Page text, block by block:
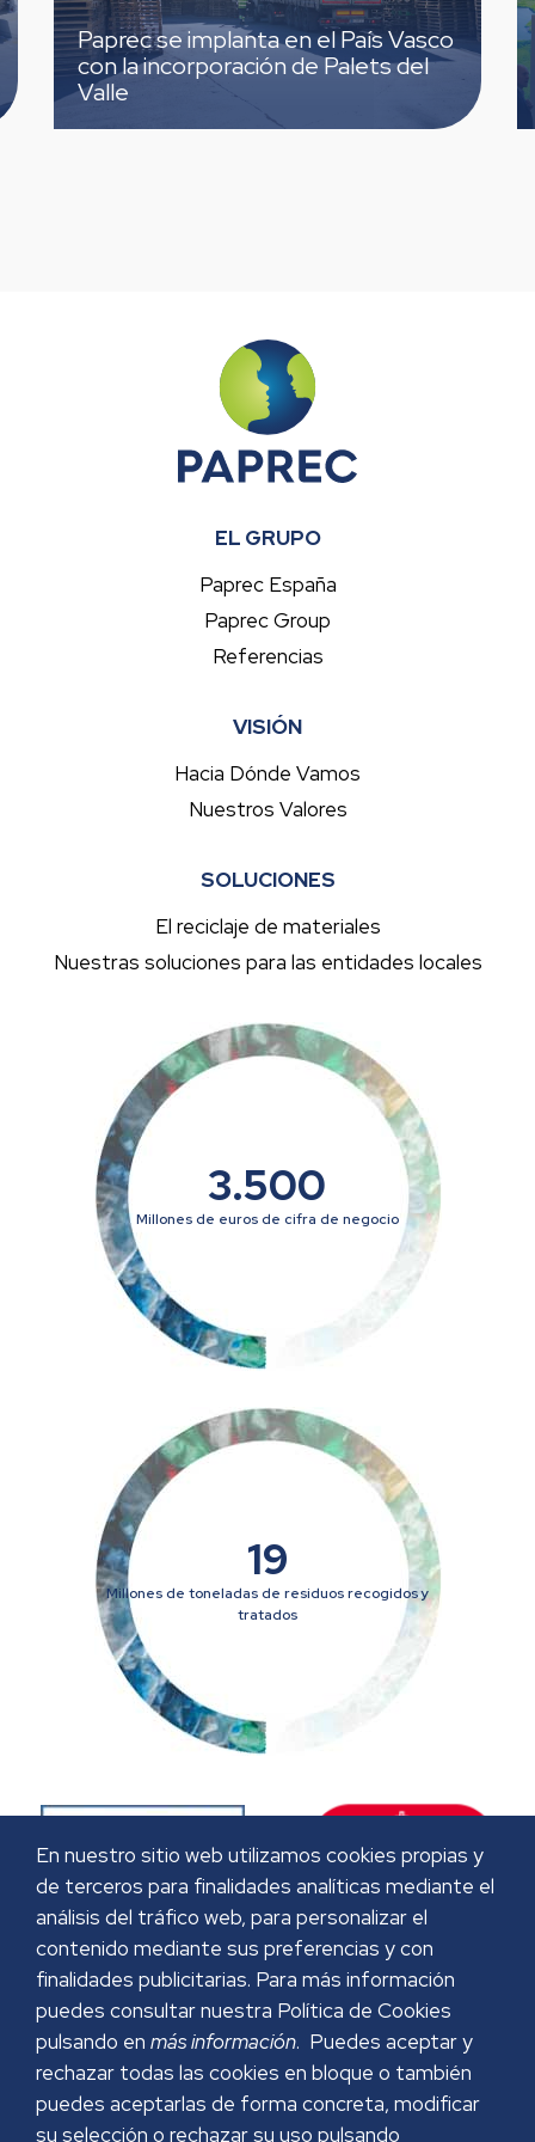
Paprec se implanta en el País Vasco
con la incorporación de Palets del
Valle
EL GRUPO
Paprec España
Paprec Group
Referencias
VISIÓN
Hacia Dónde Vamos
Nuestros Valores
SOLUCIONES
El reciclaje de materiales
Nuestras soluciones para las entidades locales
3.500
Millones de euros de cifra de negocio
19
Millones de toneladas de residuos recogidos y
tratados
En nuestro sitio web utilizamos cookies propias y
de terceros para finalidades analíticas mediante el
análisis del tráfico web, para personalizar el
contenido mediante sus preferencias y con
finalidades publicitarias. Para más información
puedes consultar nuestra Política de Cookies
pulsando en más información. Puedes aceptar y
rechazar todas las cookies en bloque o también
puedes aceptarlas de forma concreta, modificar
su selección o rechazar su uso pulsando